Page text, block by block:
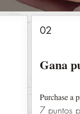
02
Gana
Purchase a
7 puntos